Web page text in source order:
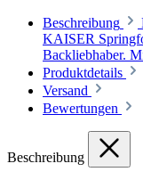
Beschreibung
KAISER
Backliebhaber.
Produktdetails
Versand
Bewertungen
Beschreibung